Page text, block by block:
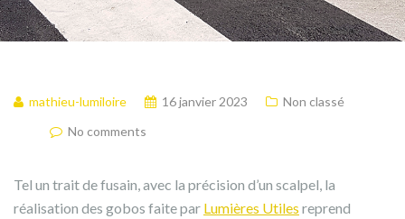
mathieu-lumiloire 16 janvier 2023
Non classé
No comments
Tel un trait de fusain, avec la précision d’un scalpel, la
réalisation des gobos faite par Lumières Utiles reprend